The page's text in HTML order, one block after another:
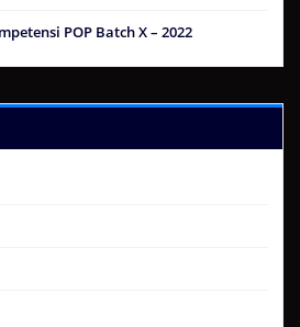
POP Batch X – 2022